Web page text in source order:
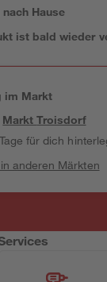
Hause
ist bald wieder
im Markt
MarktTroisdorf
für dich
anderen Märkten